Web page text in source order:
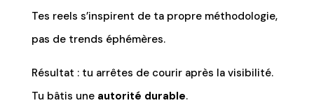
Tes reels s’inspirent de ta propre méthodologie,
pas de trends éphémères.
Résultat : tu arrêtes de courir après la visibilité.
Tu bâtis une autorité durable.